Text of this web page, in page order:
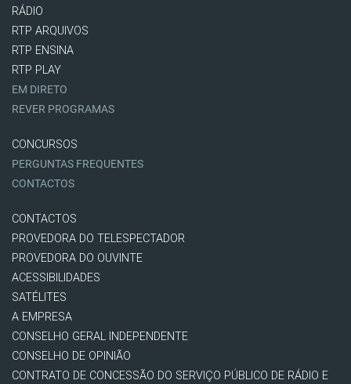
RÁDIO
RTP ARQUIVOS
RTP ENSINA
RTP PLAY
EM DIRETO
REVER PROGRAMAS
CONCURSOS
PERGUNTAS FREQUENTES
CONTACTOS
CONTACTOS
PROVEDORA DO TELESPECTADOR
PROVEDORA DO OUVINTE
ACESSIBILIDADES
SATÉLITES
A EMPRESA
CONSELHO GERAL INDEPENDENTE
CONSELHO DE OPINIÃO
CONTRATO DE CONCESSÃO DO SERVIÇO PÚBLICO DE RÁDIO E